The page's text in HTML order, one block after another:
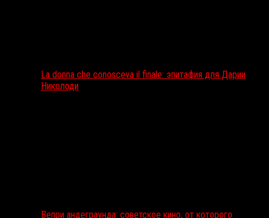
La donna che conosceva il finale: эпитафия для Дарии
Николоди
Вепри андеграунда: советское кино, от которого